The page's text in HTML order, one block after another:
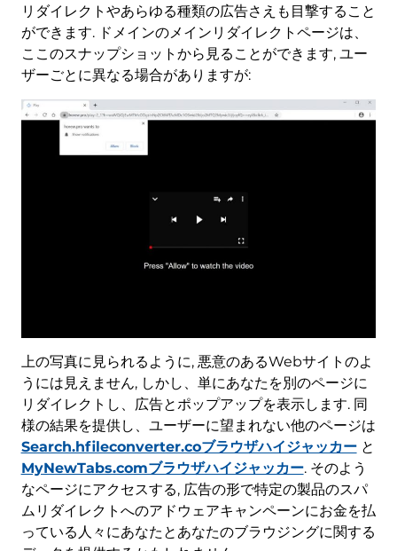
リダイレクトやあらゆる種類の広告さえも目撃すること
ができます. ドメインのメインリダイレクトページは、
ここのスナップショットから見ることができます, ユー
ザーごとに異なる場合がありますが:
上の写真に見られるように, 悪意のあるWebサイトのよ
うには見えません, しかし、単にあなたを別のページに
リダイレクトし、広告とポップアップを表示します. 同
様の結果を提供し、ユーザーに望まれない他のページは
Search.hfileconverter.coブラウザハイジャッカーと
MyNewTabs.comブラウザハイジャッカー. そのよう
なページにアクセスする, 広告の形で特定の製品のスパ
ムリダイレクトへのアドウェアキャンペーンにお金を払
っている人々にあなたとあなたのブラウジングに関する